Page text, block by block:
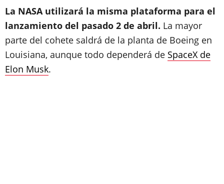
La NASA utilizará la misma plataforma para el
lanzamiento del pasado 2 de abril. La mayor
parte del cohete saldrá de la planta de Boeing en
Louisiana, aunque todo dependerá de SpaceX de
Elon Musk.